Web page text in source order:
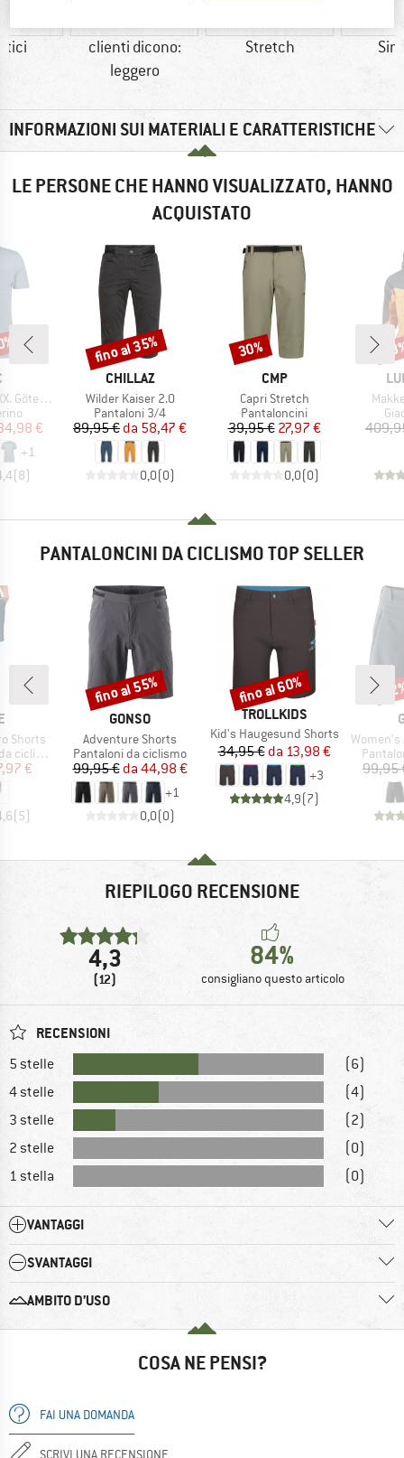
clienti dicono:
leggero
Stretch
INFORMAZIONI SUI MATERIALI E CARATTERISTICHE
LE PERSONE CHE HANNO VISUALIZZATO, HANNO
ACQUISTATO
Pocket Tee
ridotto
€
+1
(8)
MARCHIO
CHILLAZ
Articolo
Wilder Kaiser 2.0
Gruppo di prodotti
Pantaloni 3/4
Prezzo
89,95 € Prezzo ridotto
da 58,47 €
0,0(0)
Sconto
fino al 35%
MARCHIO
CMP
Articolo
Capri Stretch
Gruppo di prodotti
Pantaloncini
Prezzo
39,95 €Prezzo ridotto
27,97 €
0,0(0)
Sconto
30%
PANTALONCINI DA CICLISMO TOP SELLER
Shorts
ridotto
€
(5)
MARCHIO
GONSO
Articolo
Adventure Shorts
Gruppo di prodotti
Pantaloni da ciclismo
Prezzo
99,95 € Prezzo ridotto
da 44,98 €
+1
0,0(0)
Sconto
fino al 55%
MARCHIO
TROLLKIDS
Articolo
Kid's Haugesund Shorts
Prezzo
34,95 € Prezzo ridotto
da 13,98 €
+3
4,9(7)
Sconto
fino al 60%
Articolo
Women's
99,95
RIEPILOGO RECENSIONE
4,3
(12)
84%
consigliano questo articolo
RECENSIONI
5 stelle
(6)
4 stelle
(4)
3 stelle
(2)
2 stelle
(0)
1 stella
(0)
VANTAGGI
SVANTAGGI
AMBITO D’USO
COSA NE PENSI?
FAI UNA DOMANDA
SCRIVI UNA RECENSIONE